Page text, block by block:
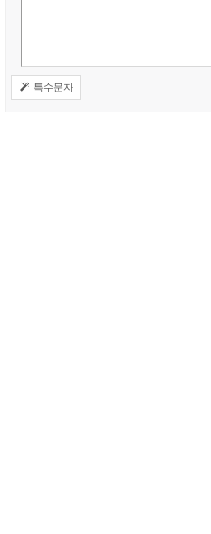
특수문자